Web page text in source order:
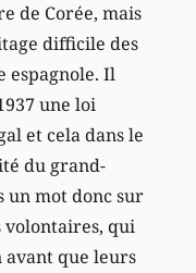
de Corée, mais
difficile des
espagnole. Il
une loi
et cela dans le
du grand-
un mot donc sur
volontaires, qui
avant que leurs